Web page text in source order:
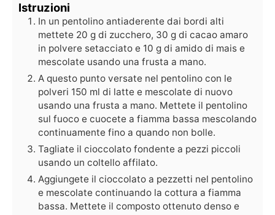
Istruzioni
In un pentolino antiaderente dai bordi alti
mettete 20 g di zucchero, 30 g di cacao amaro
in polvere setacciato e 10 g di amido di mais e
mescolate usando una frusta a mano.
A questo punto versate nel pentolino con le
polveri 150 ml di latte e mescolate di nuovo
usando una frusta a mano. Mettete il pentolino
sul fuoco e cuocete a fiamma bassa mescolando
continuamente fino a quando non bolle.
Tagliate il cioccolato fondente a pezzi piccoli
usando un coltello affilato.
Aggiungete il cioccolato a pezzetti nel pentolino
e mescolate continuando la cottura a fiamma
bassa. Mettete il composto ottenuto denso e